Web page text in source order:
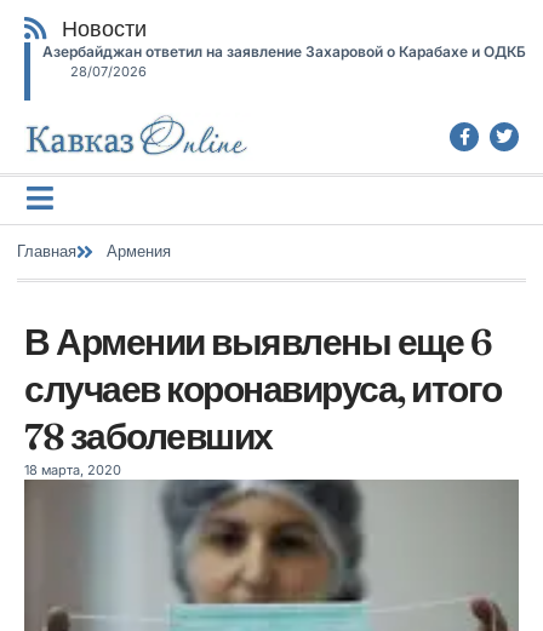
Новости
Азербайджан ответил на заявление Захаровой о Карабахе и ОДКБ
28/07/2026
Главная Армения
В Армении выявлены еще 6
случаев коронавируса, итого
78 заболевших
18 марта, 2020